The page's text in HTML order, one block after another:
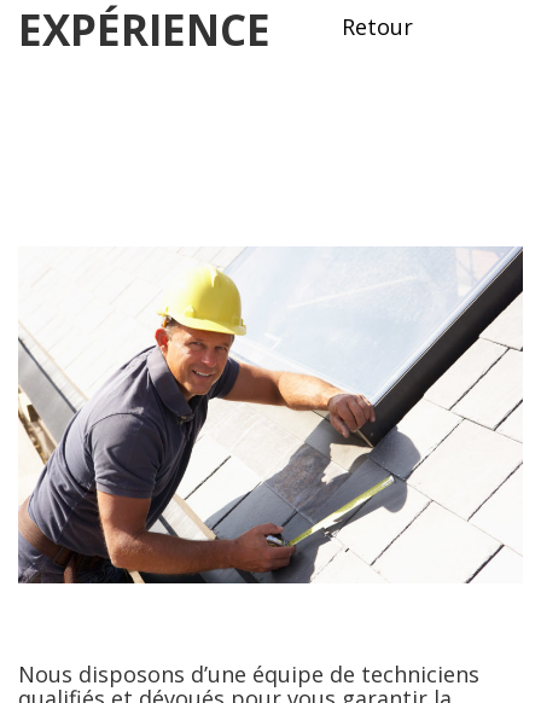
Retour
EXPÉRIENCE
Nous disposons d’une équipe de techniciens